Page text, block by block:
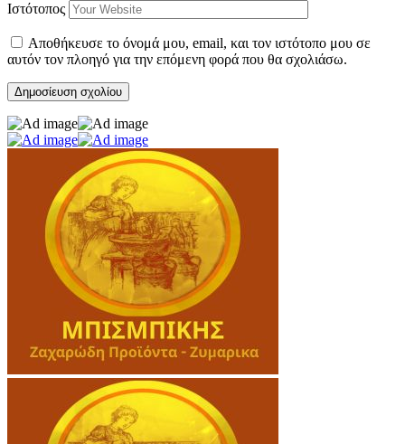
Ιστότοπος
Αποθήκευσε το όνομά μου, email, και τον ιστότοπο μου σε
αυτόν τον πλοηγό για την επόμενη φορά που θα σχολιάσω.